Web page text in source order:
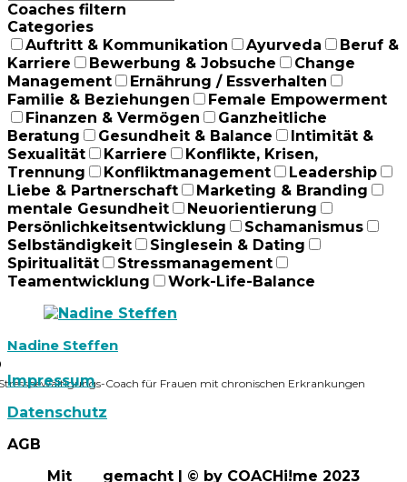
Coaches filtern
Categories
Auftritt & Kommunikation
Ayurveda
Beruf &
Karriere
Bewerbung & Jobsuche
Change
Management
Ernährung / Essverhalten
Familie & Beziehungen
Female Empowerment
Finanzen & Vermögen
Ganzheitliche
Beratung
Gesundheit & Balance
Intimität &
Sexualität
Karriere
Konflikte, Krisen,
Trennung
Konfliktmanagement
Leadership
Liebe & Partnerschaft
Marketing & Branding
mentale Gesundheit
Neuorientierung
Persönlichkeitsentwicklung
Schamanismus
Selbständigkeit
Singlesein & Dating
Spiritualität
Stressmanagement
Teamentwicklung
Work-Life-Balance
Nadine Steffen
Coach für Frauen mit chronischen Erkrankungen
Impressum
Datenschutz
AGB
Mit
gemacht | © by COACHi!me 2023